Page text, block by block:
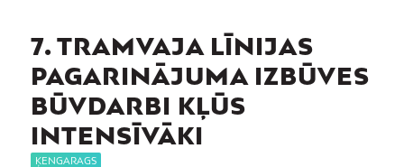
7. TRAMVAJA LĪNIJAS
PAGARINĀJUMA IZBŪVES
BŪVDARBI KĻŪS
INTENSĪVĀKI
ĶENGARAGS